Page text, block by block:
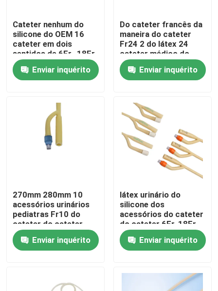
Produtos
Quem Somos
Controle de Qualidade
Pedir um orçamento
Borracha de silicone médica
Cateter nenhum do
silicone do OEM 16
cateter em dois
sentidos de 6Fr -18Fr
Foley
Enviar inquérito
Do cateter francês da
maneira do cateter
Fr24 2 do látex 24
cateter médico do
silicone de Foley
Enviar inquérito
270mm 280mm 10
acessórios urinários
pediatras Fr10 do
cateter do cateter
francês
Enviar inquérito
látex urinário do
silicone dos
acessórios do cateter
do cateter 6Fr-18Fr
interno masculino
Enviar inquérito